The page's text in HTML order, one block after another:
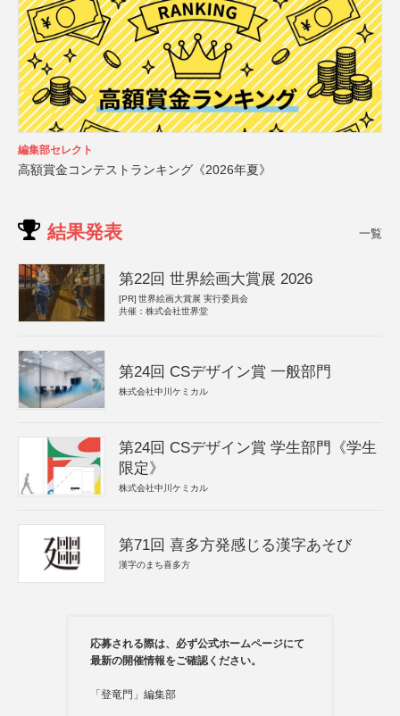
編集部セレクト
高額賞金コンテストランキング《2026年夏》
結果発表 一覧
第22回 世界絵画大賞展 2026
[PR] 世界絵画大賞展 実行委員会
共催：株式会社世界堂
第24回 CSデザイン賞 一般部門
株式会社中川ケミカル
第24回 CSデザイン賞 学生部門《学生
限定》
株式会社中川ケミカル
第71回 喜多方発感じる漢字あそび
漢字のまち喜多方
応募される際は、必ず公式ホームページにて
最新の開催情報をご確認ください。
「登竜門」編集部